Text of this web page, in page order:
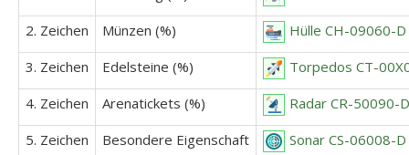
2. Zeichen
Münzen (%)
Hülle CH-09060-D
3. Zeichen
Edelsteine (%)
Torpedos CT-
4. Zeichen
Arenatickets (%)
Radar CR-50090-D
5. Zeichen
Besondere Eigenschaft
Sonar CS-06008-D